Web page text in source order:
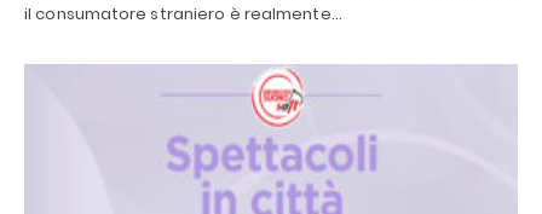
il consumatore straniero è realmente…